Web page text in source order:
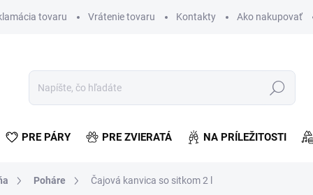
tovaru Vrátenie tovaru Kontakty Ako nakupovať
Hľadať
PRE PÁRY PRE ZVIERATÁ NA PRÍLEŽITOSTI
Poháre Čajová kanvica so sitkom 2 l